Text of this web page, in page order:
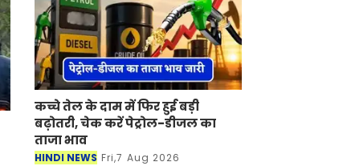
कच्चे तेल के दाम में फिर हुई बड़ी
बढ़ोतरी, चेक करें पेट्रोल-डीजल का
ताजा भाव
HINDI NEWS Fri,7 Aug 2026